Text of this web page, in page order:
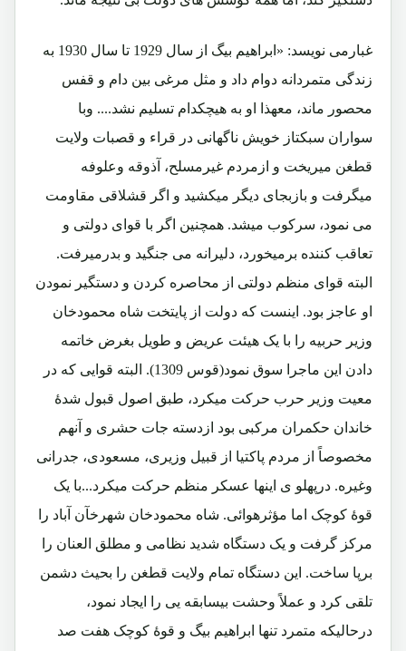
غبارمی نویسد: «ابراهیم بیگ از سال 1929 تا سال 1930 به
زندگی متمردانه دوام داد و مثل مرغی بین دام و قفس
محصور ماند، معهذا او به هیچکدام تسلیم نشد.... وبا
سواران سبکتاز خویش ناگهانی در قراء و قصبات ولایت
قطغن میریخت و ازمردم غیرمسلح، آذوقه وعلوفه
میگرفت و بازبجای دیگر میکشید و اگر قشلاقی مقاومت
می نمود، سرکوب میشد. همچنین اگر با قوای دولتی و
تعاقب کننده برمیخورد، دلیرانه می جنگید و بدرمیرفت.
البته قوای منظم دولتی از محاصره کردن و دستگیر نمودن
او عاجز بود. اینست که دولت از پایتخت شاه محمودخان
وزیر حربیه را با یک هیئت عریض و طویل بغرض خاتمه
دادن این ماجرا سوق نمود(قوس 1309). البته قوایی که در
معیت وزیر حرب حرکت میکرد، طبق اصول قبول شدۀ
خاندان حکمران مرکبی بود ازدسته جات حشری و آنهم
مخصوصاً از مردم پاکتیا از قبیل وزیری، مسعودی، جدرانی
وغیره. درپهلو ی اینها عسکر منظم حرکت میکرد...با یک
قوۀ کوچک اما مؤثرهوائی. شاه محمودخان شهرخآن آباد را
مرکز گرفت و یک دستگاه شدید نظامی و مطلق العنان را
برپا ساخت. این دستگاه تمام ولایت قطغن را بحیث دشمن
تلقی کرد و عملاً وحشت بیسابقه یی را ایجاد نمود،
درحالیکه متمرد تنها ابراهیم بیگ و قوۀ کوچک هفت صد